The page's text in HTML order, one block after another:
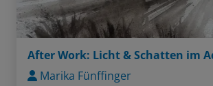
Marika Fünffinger